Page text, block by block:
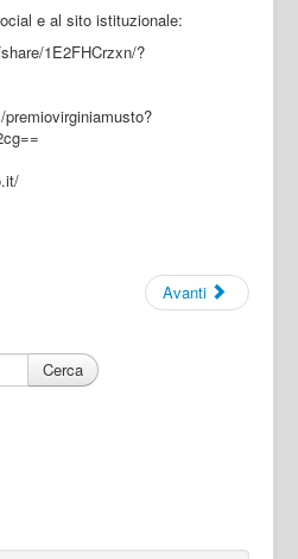
e al sito istituzionale:
1E2FHCrzxn/?
Avanti
Cerca